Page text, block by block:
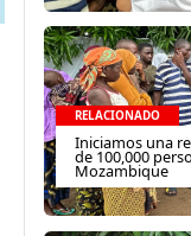
RELACIONADO
Iniciamos una
de 100,000
Mozambique